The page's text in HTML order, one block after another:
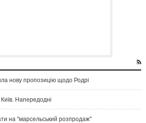
нову пропозицію щодо Родрі
Напередодні
на "марсельський розпродаж"